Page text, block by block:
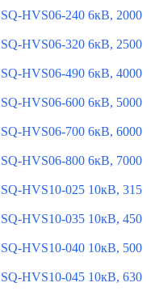
HVS06-240 6кВ, 2000
HVS06-320 6кВ, 2500
HVS06-490 6кВ, 4000
HVS06-600 6кВ, 5000
HVS06-700 6кВ, 6000
HVS06-800 6кВ, 7000
HVS10-025 10кВ, 315
HVS10-035 10кВ, 450
HVS10-040 10кВ, 500
HVS10-045 10кВ, 630